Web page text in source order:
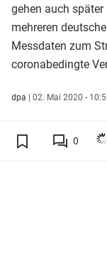
gehen auch
mehreren
Messdaten zum
coronabedingte
dpa | 02. Mai 2020 -
0